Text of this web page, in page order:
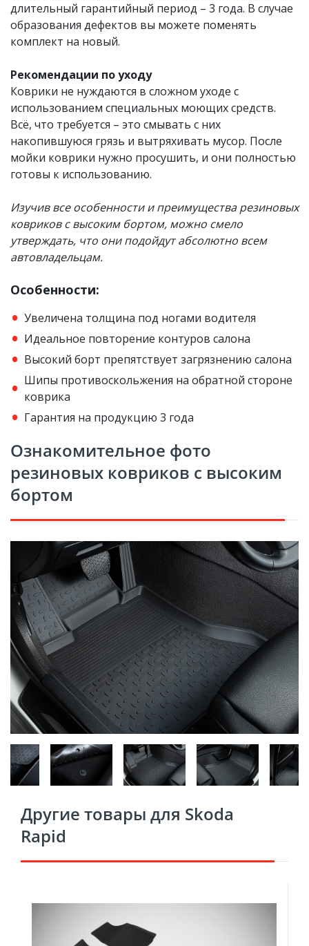
длительный гарантийный период – 3 года. В случае
образования дефектов вы можете поменять
комплект на новый.
Рекомендации по уходу
Коврики не нуждаются в сложном уходе с
использованием специальных моющих средств.
Всё, что требуется – это смывать с них
накопившуюся грязь и вытряхивать мусор. После
мойки коврики нужно просушить, и они полностью
готовы к использованию.
Изучив все особенности​ и преимущества резиновых
ковриков с высоким бортом, можно смело
утверждать, что они подойдут абсолютно всем
автовладельцам.
Особенности:
Увеличена толщина под ногами водителя
Идеальное повторение контуров салона
Высокий борт препятствует загрязнению салона
Шипы противоскольжения на обратной стороне
коврика
Гарантия на продукцию 3 года
Ознакомительное фото
резиновых ковриков с высоким
бортом
Другие товары для Skoda
Rapid